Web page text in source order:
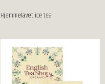
Hjemmelavet ice tea